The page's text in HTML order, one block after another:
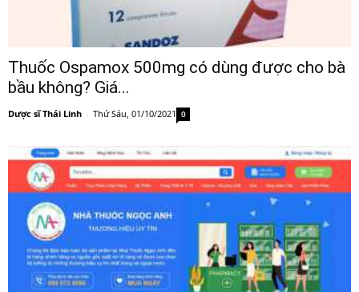
Thuốc Ospamox 500mg có dùng được cho bà
bầu không? Giá...
Dược sĩ Thái Linh - Thứ Sáu, 01/10/2021 0